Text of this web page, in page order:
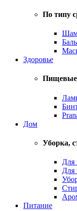
По типу
Здоровье
Пищевые
Дом
Уборка,
Для
Для
Питание